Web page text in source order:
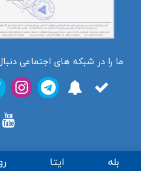
ما را در شبکه های اجتماعی
تمامی حقوق برای فروشگاه بله ایتا